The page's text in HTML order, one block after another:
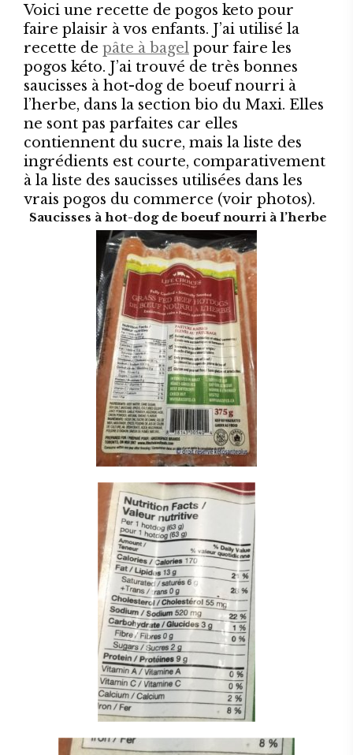
Voici une recette de pogos keto pour
faire plaisir à vos enfants. J’ai utilisé la
recette de pâte à bagel pour faire les
pogos kéto. J’ai trouvé de très bonnes
saucisses à hot-dog de boeuf nourri à
l’herbe, dans la section bio du Maxi. Elles
ne sont pas parfaites car elles
contiennent du sucre, mais la liste des
ingrédients est courte, comparativement
à la liste des saucisses utilisées dans les
vrais pogos du commerce (voir photos).
Saucisses à hot-dog de boeuf nourri à l’herbe